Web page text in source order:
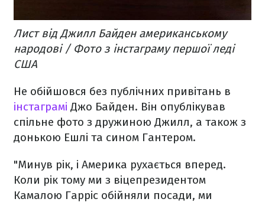
Лист від Джилл Байден американському
народові / Фото з інстаграму першої леді
США
Не обійшовся без публічних привітань в
інстаграмі Джо Байден. Він опублікував
спільне фото з дружиною Джилл, а також з
донькою Ешлі та сином Гантером.
"Минув рік, і Америка рухається вперед.
Коли рік тому ми з віцепрезидентом
Камалою Гарріс обійняли посади, ми